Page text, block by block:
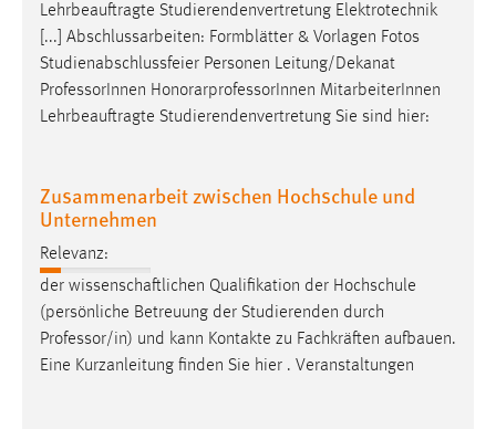
Lehrbeauftragte Studierendenvertretung Elektrotechnik
[...] Abschlussarbeiten: Formblätter & Vorlagen Fotos
Studienabschlussfeier Personen Leitung/Dekanat
Professor Innen HonorarprofessorInnen MitarbeiterInnen
Lehrbeauftragte Studierendenvertretung Sie sind hier:
Zusammenarbeit zwischen Hochschule und
Unternehmen
Relevanz:
der wissenschaftlichen Qualifikation der Hochschule
(persönliche Betreuung der Studierenden durch
Professor/in) und kann Kontakte zu Fachkräften aufbauen.
Eine Kurzanleitung finden Sie hier . Veranstaltungen